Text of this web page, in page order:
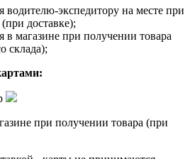
водителю-экспедитору на месте при
доставке);
в магазине при получении товара
склада);
при получении товара (при